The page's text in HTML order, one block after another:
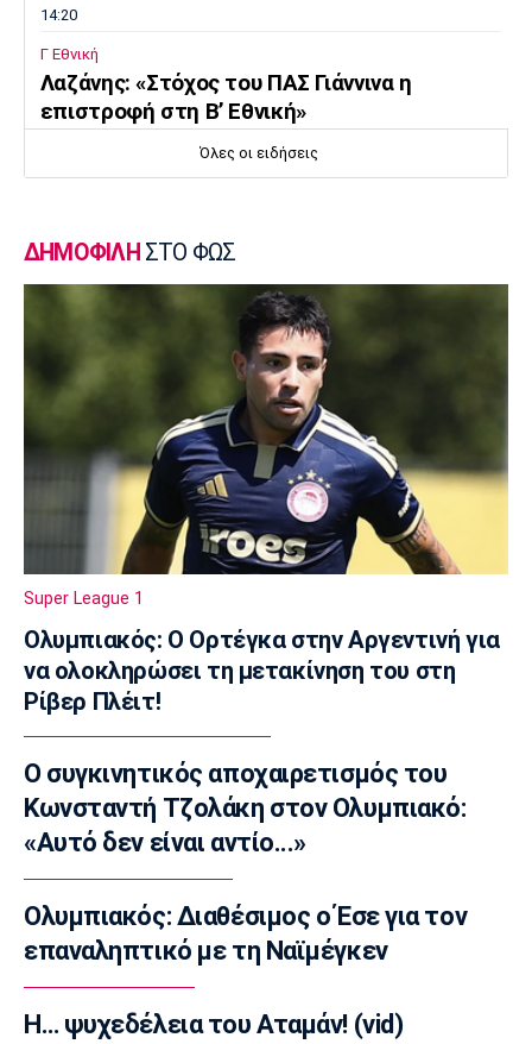
14:20
Γ Εθνική
Λαζάνης: «Στόχος του ΠΑΣ Γιάννινα η
επιστροφή στη Β’ Εθνική»
Εθνικές Μπάσκετ
13:50
Μακάμπι Τελ Αβίβ: Ενισχύθηκε με τον
Μπέικοτ
Βιτάλις: «Θα δώσω τα πάντα για την ΑΕΚ»
ΦΩΣ στο Στοίχημα: Ανώτερη η Κραϊόβα
Super League 1
Επίσημο: Στον ΠΑΟΚ ο Γιαννούλης
12:50
Βόλεϊ Α Γυναικών
12:35
Super League 1
ΑΕΚ: Γνωστοποίησε την απόκτηση του
Βιτάλις
12:20
Ποδόσφαιρο - Διεθνή
Όλες οι ειδήσεις
ΔΗΜΟΦΙΛΗ ΣΤΟ ΦΩΣ
Super League 1
Ολυμπιακός: Ο Ορτέγκα στην Αργεντινή για
να ολοκληρώσει τη μετακίνηση του στη
Ρίβερ Πλέιτ!
Ο συγκινητικός αποχαιρετισμός του
Κωνσταντή Τζολάκη στον Ολυμπιακό:
«Αυτό δεν είναι αντίο...»
Ολυμπιακός: Διαθέσιμος ο Έσε για τον
επαναληπτικό με τη Ναϊμέγκεν
Η… ψυχεδέλεια του Αταμάν! (vid)